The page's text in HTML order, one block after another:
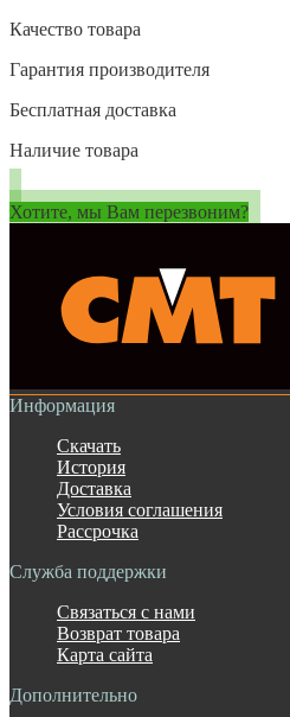
Качество товара
Гарантия производителя
Бесплатная доставка
Наличие товара
Хотите, мы Вам перезвоним?
Информация
Скачать
История
Доставка
Условия соглашения
Рассрочка
Служба поддержки
Связаться с нами
Возврат товара
Карта сайта
Дополнительно